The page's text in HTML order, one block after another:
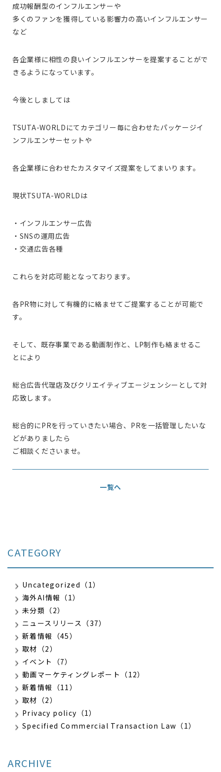
成功報酬型のインフルエンサーや
多くのファンを獲得している影響力の高いインフルエンサー
など
各企業様に相性の良いインフルエンサーを提案することがで
きるようになっています。
今後としましては
TSUTA-WORLDにてカテゴリー毎に合わせたパッケージイ
ンフルエンサーセットや
各企業様に合わせたカスタマイズ提案をしてまいります。
現状TSUTA-WORLDは
・インフルエンサー広告
・SNSの運用広告
・交通広告各種
これらを対応可能となっております。
各PR物に対して有機的に絡ませてご提案することが可能で
す。
そして、既存事業である動画制作と、LP制作も絡ませるこ
とにより
総合広告代理店及びクリエイティブエージェンシーとして対
応致します。
総合的にPRを行っていきたい場合、PRを一括管理したいな
どがありましたら
ご相談くださいませ。
一覧へ
CATEGORY
Uncategorized（1）
海外AI情報（1）
未分類（2）
ニュースリリース（37）
新着情報（45）
取材（2）
イベント（7）
動画マーケティングレポート（12）
新着情報（11）
取材（2）
Privacy policy（1）
Specified Commercial Transaction Law（1）
ARCHIVE